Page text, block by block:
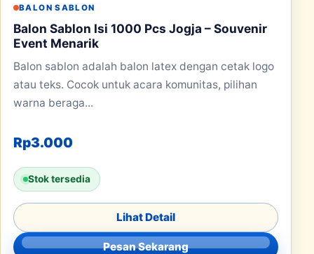
BALON SABLON
Balon Sablon Isi 1000 Pcs Jogja – Souvenir
Event Menarik
Balon sablon adalah balon latex dengan cetak logo
atau teks. Cocok untuk acara komunitas, pilihan
warna beraga...
Rp3.000
Stok tersedia
Lihat Detail
Pesan Sekarang